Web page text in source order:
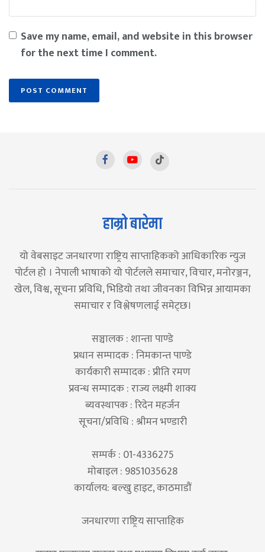
Save my name, email, and website in this browser
for the next time I comment.
हाम्रो बारेमा
यो वेबसाइट जनधारणा राष्ट्रिय साप्ताहिकको आधिकारिक न्युज
पोर्टल हो । नेपाली भाषाको यो पोर्टलले समाचार, विचार, मनोरञ्जन,
खेल, विश्व, सूचना प्रविधि, भिडियो तथा जीवनका विभिन्न आयामका
समाचार र विश्लेषणलाई समेट्छ।
सञ्चालक : शान्ता पाण्डे
प्रधान सम्पादक : निमकान्त पाण्डे
कार्यकारी सम्पादक : प्रीति रमण
प्रवन्ध सम्पादक : राज्य लक्ष्मी शाक्य
ब्यवस्थापक : रिदेन महर्जन
सूचना/प्रविधि : श्रीमन भण्डारी
सम्पर्क : 01-4336275
मोबाइल : 9851035628
कार्यालय: बल्खु हाइट, काठमाडौं
जनधारणा राष्ट्रिय साप्ताहिक